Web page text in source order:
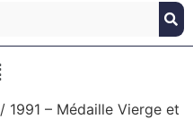
/ 1991 – Médaille Vierge et